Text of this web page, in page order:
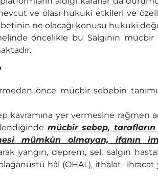
ve olası hukuki etkileri ve
ne olacağı konusu hukuki
öncelikle bu Salgının mücbir
önce mücbir sebebin
kavramına yer vermesine rağmen
mücbir sebep,
mümkün olmayan, ifanın
yangın, deprem, sel, salgın
hâl (OHAL), ithalat- ihracat